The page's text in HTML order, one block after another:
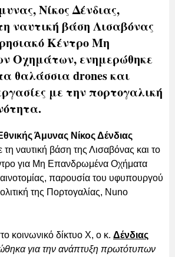
Νίκος Δένδιας,
ναυτική βάση Λισαβόνας
Κέντρο Μη
Οχημάτων, ενημερώθηκε
θαλάσσια drones και
με την πορτογαλική
Άμυνας Νίκος Δένδιας
τη ναυτική βάση της Λισαβόνας και το
για Μη Επανδρωμένα Οχήματα
παρουσία του υφυπουργού
της Πορτογαλίας, Nuno
κοινωνικό δίκτυο Χ, ο κ. Δένδιας
για την ανάπτυξη πρωτότυπων